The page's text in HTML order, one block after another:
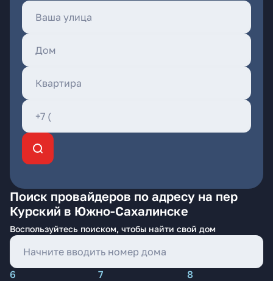
Поиск провайдеров по адресу на пер
Курский в Южно-Сахалинске
Воспользуйтесь поиском, чтобы найти свой дом
6 7
8